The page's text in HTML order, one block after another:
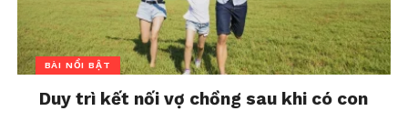
BÀI NỔI BẬT
Duy trì kết nối vợ chồng sau khi có con